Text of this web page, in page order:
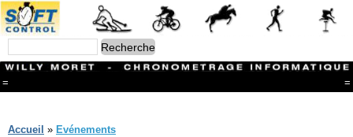
= =
Branches
Accueil » Evénements